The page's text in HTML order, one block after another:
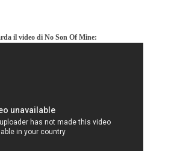
il video di No Son Of Mine: